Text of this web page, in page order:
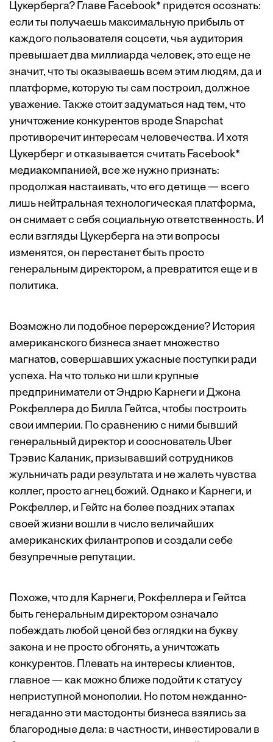
Цукерберга? Главе Facebook* придется осознать:
если ты получаешь максимальную прибыль от
каждого пользователя соцсети, чья аудитория
превышает два миллиарда человек, это еще не
значит, что ты оказываешь всем этим людям, да и
платформе, которую ты сам построил, должное
уважение. Также стоит задуматься над тем, что
уничтожение конкурентов вроде Snapchat
противоречит интересам человечества. И хотя
Цукерберг и отказывается считать Facebook*
медиакомпанией, все же нужно признать:
продолжая настаивать, что его детище — всего
лишь нейтральная технологическая платформа,
он снимает с себя социальную ответственность. И
если взгляды Цукерберга на эти вопросы
изменятся, он перестанет быть просто
генеральным директором, а превратится еще и в
политика.
Возможно ли подобное перерождение? История
американского бизнеса знает множество
магнатов, совершавших ужасные поступки ради
успеха. На что только ни шли крупные
предприниматели от Эндрю Карнеги и Джона
Рокфеллера до Билла Гейтса, чтобы построить
свои империи. По сравнению с ними бывший
генеральный директор и сооснователь Uber
Трэвис Каланик, призывавший сотрудников
жульничать ради результата и не жалеть чувства
коллег, просто агнец божий. Однако и Карнеги, и
Рокфеллер, и Гейтс на более поздних этапах
своей жизни вошли в число величайших
американских филантропов и создали себе
безупречные репутации.
Похоже, что для Карнеги, Рокфеллера и Гейтса
быть генеральным директором означало
побеждать любой ценой без оглядки на букву
закона и не просто обгонять, а уничтожать
конкурентов. Плевать на интересы клиентов,
главное — как можно ближе подойти к статусу
неприступной монополии. Но потом нежданно-
негаданно эти мастодонты бизнеса взялись за
благородные дела: в частности, инвестировали в